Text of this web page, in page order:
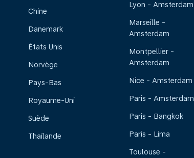
Chine
Danemark
États Unis
Norvège
Pays-Bas
Royaume-Uni
Suède
Thaïlande
Lyon - Amsterdam
Marseille -
Amsterdam
Montpellier -
Amsterdam
Nice - Amsterdam
Paris - Amsterdam
Paris - Bangkok
Paris - Lima
Toulouse -